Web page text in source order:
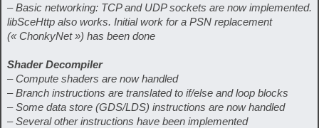
– Basic networking: TCP and UDP sockets are now implemented.
libSceHttp also works. Initial work for a PSN replacement
(« ChonkyNet ») has been done
Shader Decompiler
– Compute shaders are now handled
– Branch instructions are translated to if/else and loop blocks
– Some data store (GDS/LDS) instructions are now handled
– Several other instructions have been implemented